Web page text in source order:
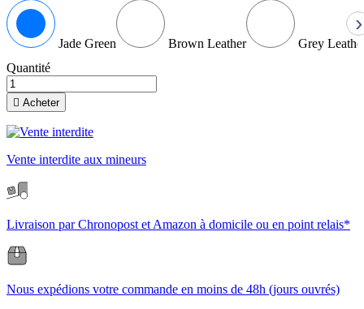
Jade Green Brown Leather Grey
›
Quantité
 Acheter
Vente interdite aux mineurs
Livraison par Chronopost et Amazon à domicile ou en point relais*
Nous expédions votre commande en moins de 48h (jours ouvrés)